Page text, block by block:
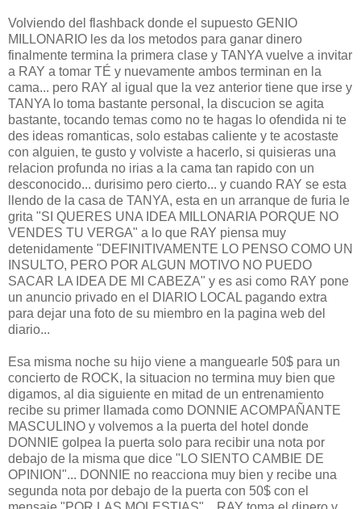
Volviendo del flashback donde el supuesto GENIO
MILLONARIO les da los metodos para ganar dinero
finalmente termina la primera clase y TANYA vuelve a invitar
a RAY a tomar TÉ y nuevamente ambos terminan en la
cama... pero RAY al igual que la vez anterior tiene que irse y
TANYA lo toma bastante personal, la discucion se agita
bastante, tocando temas como no te hagas lo ofendida ni te
des ideas romanticas, solo estabas caliente y te acostaste
con alguien, te gusto y volviste a hacerlo, si quisieras una
relacion profunda no irias a la cama tan rapido con un
desconocido... durisimo pero cierto... y cuando RAY se esta
llendo de la casa de TANYA, esta en un arranque de furia le
grita "SI QUERES UNA IDEA MILLONARIA PORQUE NO
VENDES TU VERGA" a lo que RAY piensa muy
detenidamente "DEFINITIVAMENTE LO PENSO COMO UN
INSULTO, PERO POR ALGUN MOTIVO NO PUEDO
SACAR LA IDEA DE MI CABEZA" y es asi como RAY pone
un anuncio privado en el DIARIO LOCAL pagando extra
para dejar una foto de su miembro en la pagina web del
diario...
Esa misma noche su hijo viene a manguearle 50$ para un
concierto de ROCK, la situacion no termina muy bien que
digamos, al dia siguiente en mitad de un entrenamiento
recibe su primer llamada como DONNIE ACOMPAÑANTE
MASCULINO y volvemos a la puerta del hotel donde
DONNIE golpea la puerta solo para recibir una nota por
debajo de la misma que dice "LO SIENTO CAMBIE DE
OPINION"... DONNIE no reacciona muy bien y recibe una
segunda nota por debajo de la puerta con 50$ con el